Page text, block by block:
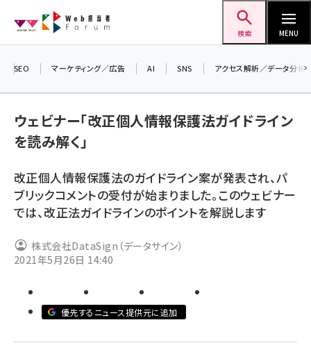
ン
検索 MENU
ai (2804)
youtube (2429)
セミナー (2303)
meo (1275)
SEO マーケティング／広告 AI SNS アクセス解析／データ分析
ウェビナー「改正個人情報保護法ガイドライン
を読み解く」
改正個人情報保護法のガイドライン案が発表され、パ
ブリックコメントの受付が始まりました。このウェビナー
では、改正法ガイドラインのポイントを解説します
株式会社DataSign（データサイン）
2021年5月26日 14:40
優先するニュース提供元に追加
差し